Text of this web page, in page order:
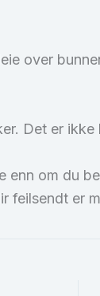
over
Det er
enn om du
feilsendt er